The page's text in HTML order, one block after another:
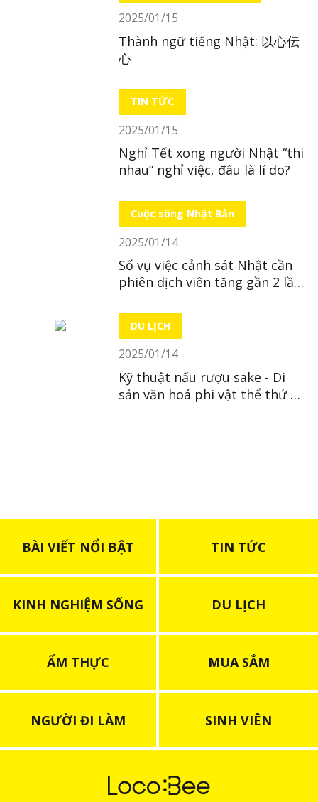
2025/01/15
Thành ngữ tiếng Nhật: 以心伝
心
TIN TỨC
2025/01/15
Nghỉ Tết xong người Nhật “thi
nhau” nghỉ việc, đâu là lí do?
Cuộc sống Nhật Bản
2025/01/14
Số vụ việc cảnh sát Nhật cần
phiên dịch viên tăng gần 2 lần
DU LỊCH
2025/01/14
Kỹ thuật nấu rượu sake - Di
sản văn hoá phi vật thể thứ 23
BÀI VIẾT NỔI BẬT TIN TỨC
KINH NGHIỆM SỐNG DU LỊCH
ẨM THỰC MUA SẮM
NGƯỜI ĐI LÀM SINH VIÊN